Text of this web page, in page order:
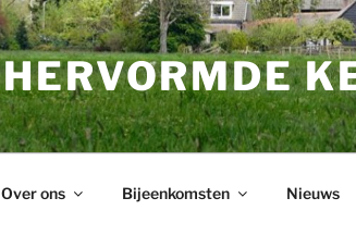
HERVORMDE
Over ons Bijeenkomsten Nieuws